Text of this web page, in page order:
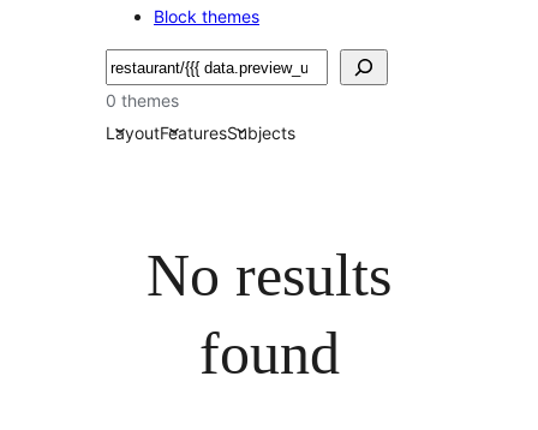
Block themes
Keresés
0 themes
LayoutFeaturesSubjects
No results
found